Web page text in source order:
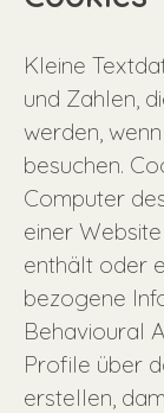
Kleine
und Zahlen,
werden,
besuchen.
Computer
einer
enthält oder
bezogene
Behavioural
Profile über
erstellen,